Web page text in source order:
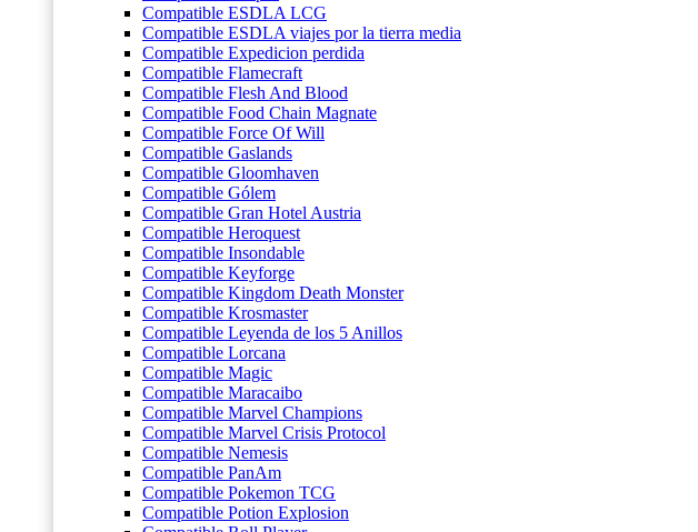
Compatible ESDLA LCG
Compatible ESDLA viajes por la tierra media
Compatible Expedicion perdida
Compatible Flamecraft
Compatible Flesh And Blood
Compatible Food Chain Magnate
Compatible Force Of Will
Compatible Gaslands
Compatible Gloomhaven
Compatible Gólem
Compatible Gran Hotel Austria
Compatible Heroquest
Compatible Insondable
Compatible Keyforge
Compatible Kingdom Death Monster
Compatible Krosmaster
Compatible Leyenda de los 5 Anillos
Compatible Lorcana
Compatible Magic
Compatible Maracaibo
Compatible Marvel Champions
Compatible Marvel Crisis Protocol
Compatible Nemesis
Compatible PanAm
Compatible Pokemon TCG
Compatible Potion Explosion